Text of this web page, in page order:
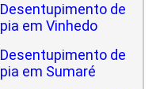
Desentupimento de
pia em Vinhedo
Desentupimento de
pia em Sumaré